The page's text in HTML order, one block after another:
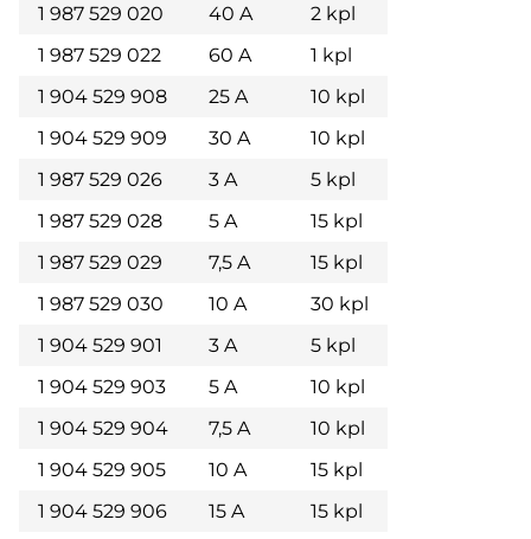
1 987 529 020
40 A
2 kpl
1 987 529 022
60 A
1 kpl
1 904 529 908
25 A
10 kpl
1 904 529 909
30 A
10 kpl
1 987 529 026
3 A
5 kpl
1 987 529 028
5 A
15 kpl
1 987 529 029
7,5 A
15 kpl
1 987 529 030
10 A
30 kpl
1 904 529 901
3 A
5 kpl
1 904 529 903
5 A
10 kpl
1 904 529 904
7,5 A
10 kpl
1 904 529 905
10 A
15 kpl
1 904 529 906
15 A
15 kpl